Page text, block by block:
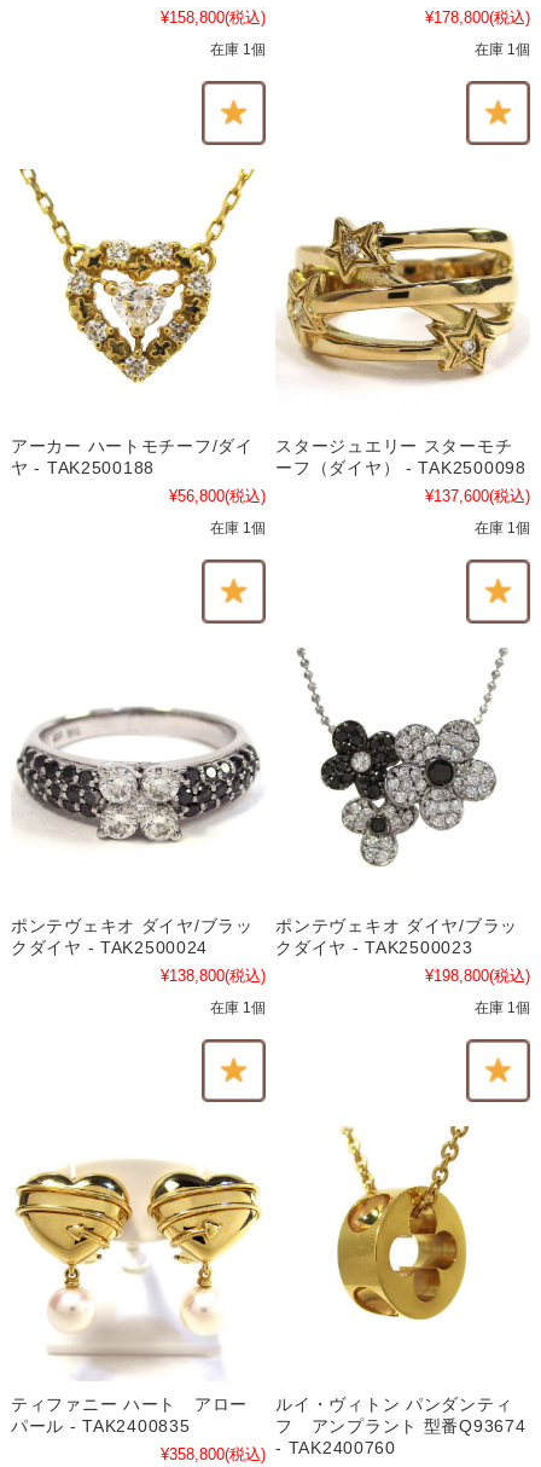
¥158,800(税込)
在庫 1個
¥178,800(税込)
在庫 1個
アーカー ハートモチーフ/ダイ
ヤ - TAK2500188
¥56,800(税込)
在庫 1個
スタージュエリー スターモチ
ーフ（ダイヤ） - TAK2500098
¥137,600(税込)
在庫 1個
ポンテヴェキオ ダイヤ/ブラッ
クダイヤ - TAK2500024
¥138,800(税込)
在庫 1個
ポンテヴェキオ ダイヤ/ブラッ
クダイヤ - TAK2500023
¥198,800(税込)
在庫 1個
ティファニー ハート アロー
パール - TAK2400835
¥358,800(税込)
ルイ・ヴィトン パンダンティ
フ アンプラント 型番Q93674
- TAK2400760